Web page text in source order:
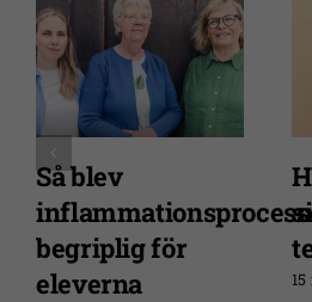
Så blev
begriplig för
eleverna